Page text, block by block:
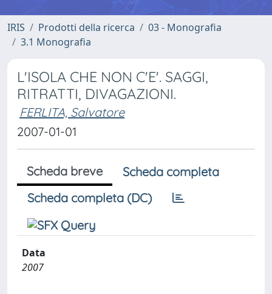
IRIS Prodotti della ricerca
03 - Monografia
3.1 Monografia
L'ISOLA CHE NON C'E'. SAGGI,
RITRATTI, DIVAGAZIONI.
FERLITA, Salvatore
2007-01-01
Scheda breve
Scheda completa
Scheda completa (DC)
Data
2007